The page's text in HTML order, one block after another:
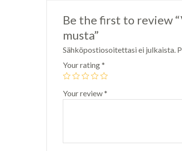
Be the first to review
musta”
Sähköpostiosoitettasi ei julkaista.
Your rating*
Your review*